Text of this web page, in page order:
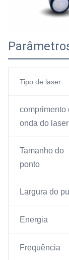
Tipo de laser
comprimento
onda do laser
Tamanho do
ponto
Largura do
Energia
Frequência